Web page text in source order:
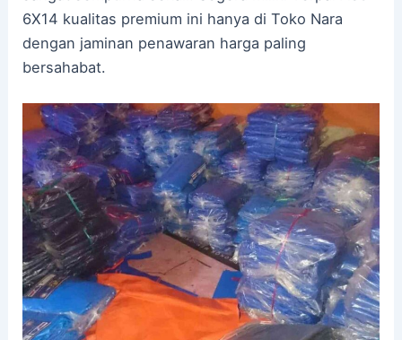
6X14 kualitas premium ini hanya di Toko Nara
dengan jaminan penawaran harga paling
bersahabat.